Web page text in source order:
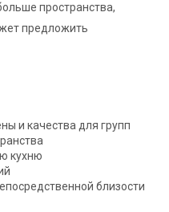
пространства,
предложить
и качества для групп
кухню
близости